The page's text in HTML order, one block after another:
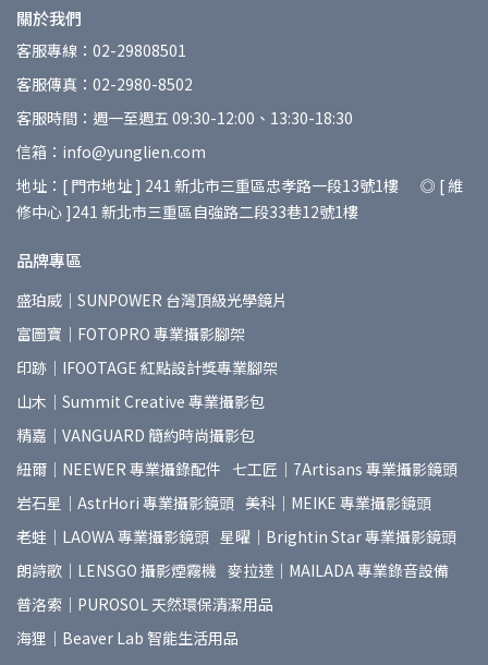
關於我們
客服專線：02-29808501
客服傳真：02-2980-8502
客服時間：週一至週五 09:30-12:00、13:30-18:30
信箱：info@yunglien.com
地址：[ 門市地址 ] 241 新北市三重區忠孝路一段13號1樓 ◎ [ 維
修中心 ]241 新北市三重區自強路二段33巷12號1樓
品牌專區
盛珀威｜SUNPOWER 台灣頂級光學鏡片
富圖寶｜FOTOPRO 專業攝影腳架
印跡｜IFOOTAGE 紅點設計獎專業腳架
山木｜Summit Creative 專業攝影包
精嘉｜VANGUARD 簡約時尚攝影包
紐爾｜NEEWER 專業攝錄配件 七工匠｜7Artisans 專業攝影鏡頭
岩石星｜AstrHori 專業攝影鏡頭 美科｜MEIKE 專業攝影鏡頭
老蛙｜LAOWA 專業攝影鏡頭 星曜｜Brightin Star 專業攝影鏡頭
朗詩歌｜LENSGO 攝影煙霧機 麥拉達｜MAILADA 專業錄音設備
普洛索｜PUROSOL 天然環保清潔用品
海狸｜Beaver Lab 智能生活用品